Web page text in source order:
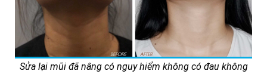
Sửa lại mũi đã nâng có nguy hiểm không có đau không